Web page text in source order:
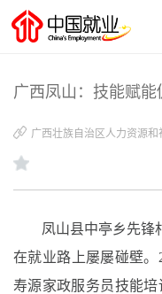
广西凤山：技能赋
广西壮族自治区人力资源和
凤山县中亭乡先锋
在就业路上屡屡碰壁
寿源家政服务员技能